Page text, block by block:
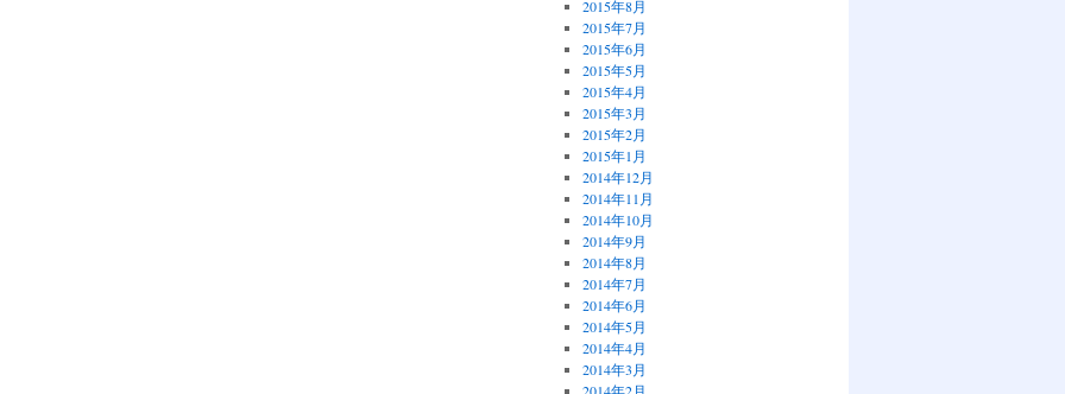
2015年8月
2015年7月
2015年6月
2015年5月
2015年4月
2015年3月
2015年2月
2015年1月
2014年12月
2014年11月
2014年10月
2014年9月
2014年8月
2014年7月
2014年6月
2014年5月
2014年4月
2014年3月